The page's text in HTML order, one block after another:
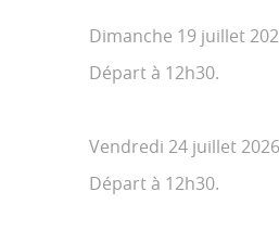
Dimanche 19 juillet
Départ à 12h30.
Vendredi 24 juillet
Départ à 12h30.